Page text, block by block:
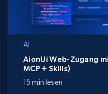
AI
AionUi Web-Zugang
MCP + Skills)
15 min lesen